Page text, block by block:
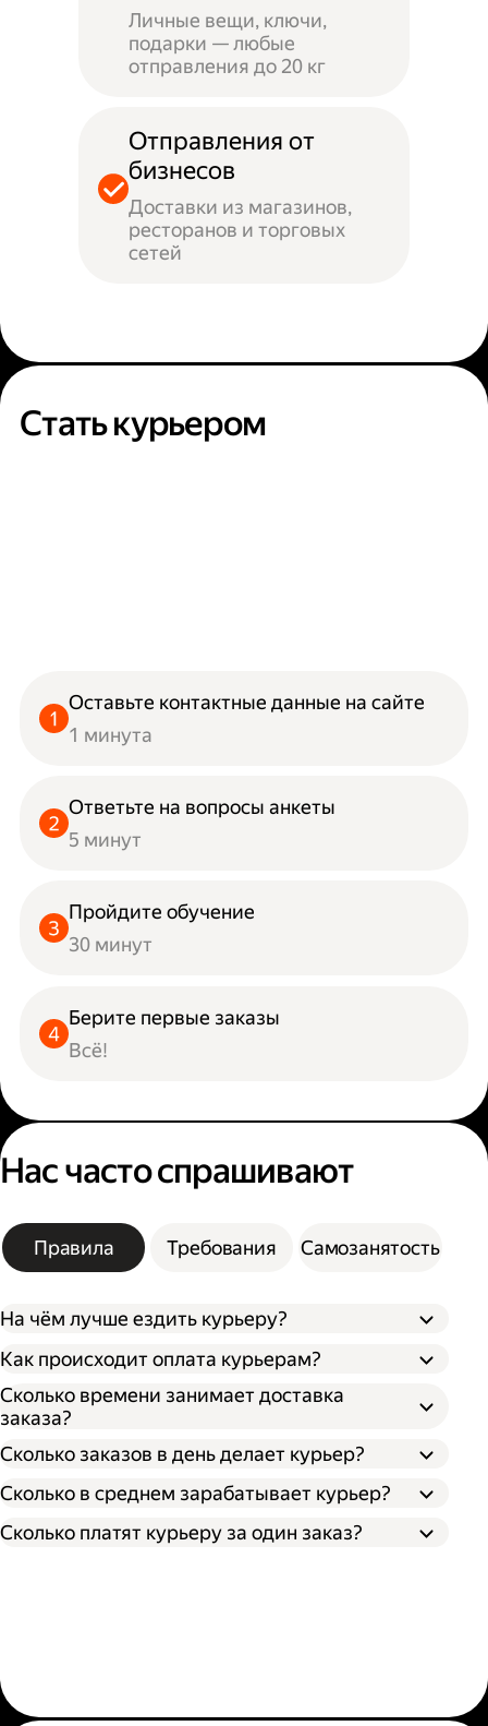
Личные вещи, ключи,
подарки — любые
отправления до 20 кг
Отправления от
бизнесов
Доставки из магазинов,
ресторанов и торговых
сетей
Стать курьером
Оставьте контактные данные на сайте
1 минута
Ответьте на вопросы анкеты
5 минут
Пройдите обучение
30 минут
Берите первые заказы
Всё!
Нас часто спрашивают
Правила Требования Самозанятость
На чём лучше ездить курьеру?
Как происходит оплата курьерам?
Сколько времени занимает доставка
заказа?
Сколько заказов в день делает курьер?
Сколько в среднем зарабатывает курьер?
Сколько платят курьеру за один заказ?